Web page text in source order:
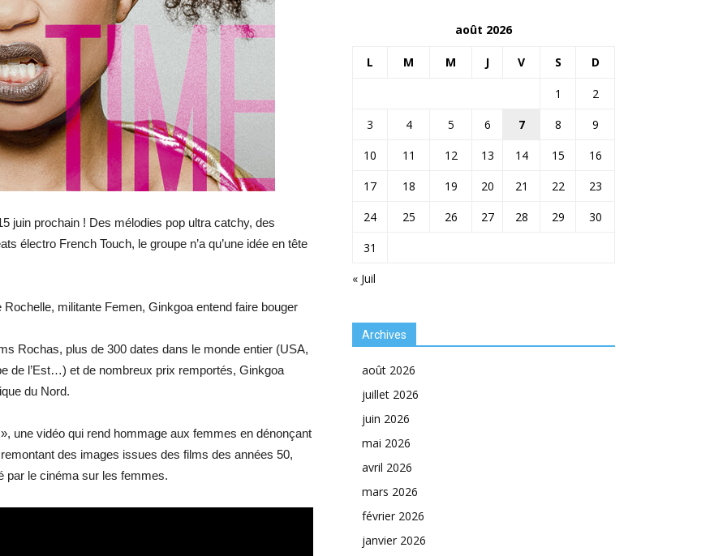
juin prochain ! Des mélodies pop ultra catchy, des
électro French Touch, le groupe n’a qu’une idée en tête
militante Femen, Ginkgoa entend faire bouger
Rochas, plus de 300 dates dans le monde entier (USA,
de l’Est…) et de nombreux prix remportés, Ginkgoa
du Nord.
une vidéo qui rend hommage aux femmes en dénonçant
des images issues des films des années 50,
par le cinéma sur les femmes.
août 2026
L M M J V S D
« Juil
1
2
3
4 5 6 7 8
9
10
11 12 13 14 15
16
17
18 19 20 21 22
23
24
25 26 27 28 29
30
31
Archives
août 2026
juillet 2026
juin 2026
mai 2026
avril 2026
mars 2026
février 2026
janvier 2026